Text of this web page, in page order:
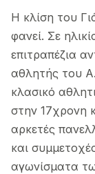
Η κλίση του
φανεί. Σε
επιτραπέζια
αθλητής του
κλασικό
στην 17χρονη
αρκετές
και
αγωνίσματα